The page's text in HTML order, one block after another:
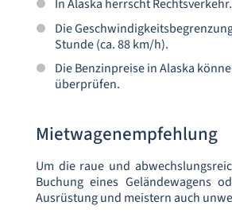
In Alaska herrscht Rechtsverkehr.
Die
Stunde (ca. 88 km/h).
Die Benzinpreise in Alaska
überprüfen.
Mietwagenempfehlung
Um die raue und
Buchung eines Geländewagens
Ausrüstung und meistern auch